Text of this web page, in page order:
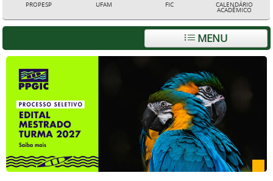
PROPESP UFAM FIC CALENDÁRIO
ACADÊMICO
MENU